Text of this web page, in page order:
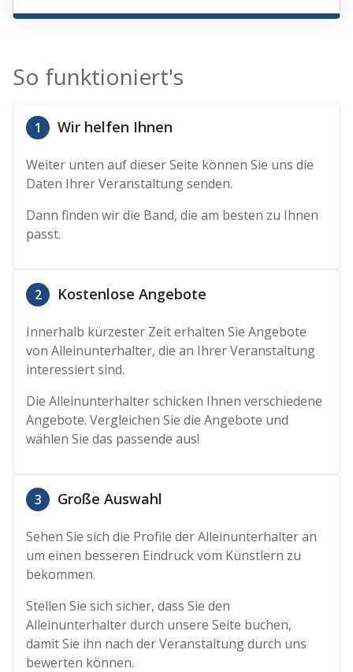
So funktioniert's
1 Wir helfen Ihnen
Weiter unten auf dieser Seite können Sie uns die
Daten Ihrer Veranstaltung senden.
Dann finden wir die Band, die am besten zu Ihnen
passt.
2 Kostenlose Angebote
Innerhalb kürzester Zeit erhalten Sie Angebote
von Alleinunterhalter, die an Ihrer Veranstaltung
interessiert sind.
Die Alleinunterhalter schicken Ihnen verschiedene
Angebote. Vergleichen Sie die Angebote und
wählen Sie das passende aus!
3 Große Auswahl
Sehen Sie sich die Profile der Alleinunterhalter an
um einen besseren Eindruck vom Künstlern zu
bekommen.
Stellen Sie sich sicher, dass Sie den
Alleinunterhalter durch unsere Seite buchen,
damit Sie ihn nach der Veranstaltung durch uns
bewerten können.